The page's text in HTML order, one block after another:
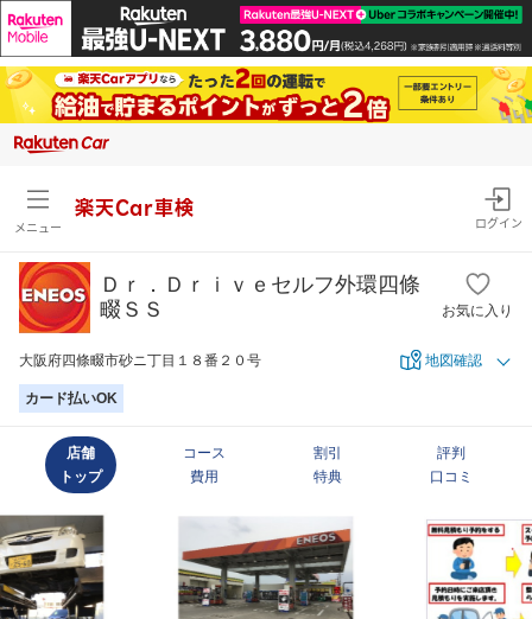
メニュー
楽天Car車検
ログイン
Ｄｒ．Ｄｒｉｖｅセルフ外環四條
畷ＳＳ
お気に入り
大阪府四條畷市砂ニ丁目１８番２０号 地図確認
カード払いOK
店舗
トップ
コース
費用
割引
特典
評判
口コミ